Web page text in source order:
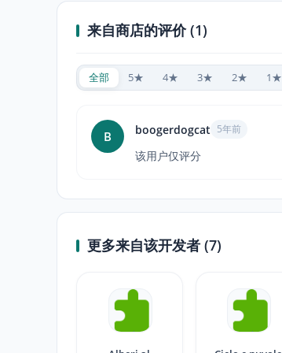
来自商店的评价 (1)
全部 5★ 4★ 3★ 2★ 1★
B boogerdogcat 5年前
该用户仅评分
更多来自该开发者 (7)